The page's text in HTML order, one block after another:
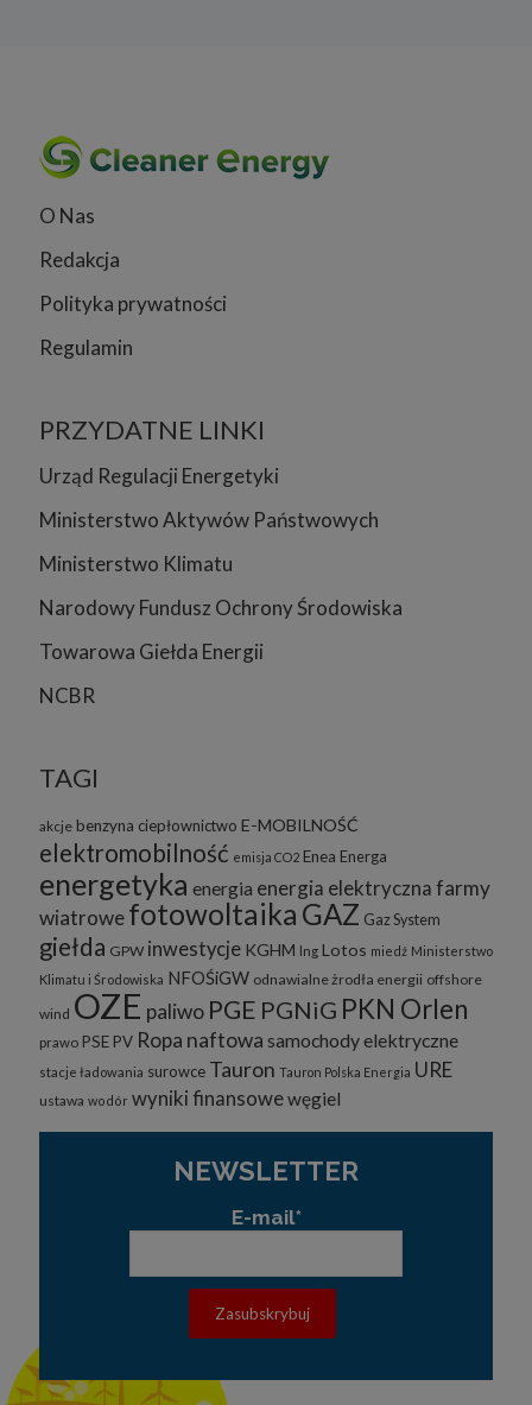
O Nas
Redakcja
Polityka prywatności
Regulamin
PRZYDATNE LINKI
Urząd Regulacji Energetyki
Ministerstwo Aktywów Państwowych
Ministerstwo Klimatu
Narodowy Fundusz Ochrony Środowiska
Towarowa Giełda Energii
NCBR
TAGI
akcje benzyna ciepłownictwo E-MOBILNOŚĆ
elektromobilność emisja CO2 Enea Energa
energetyka energia energia elektrycznafarmy
wiatrowefotowoltaika GAZ Gaz System
giełda GPW inwestycje KGHM lng Lotos miedź Ministerstwo
Klimatu i Środowiska NFOŚiGW odnawialne żrodła energii offshore
wind OZE paliwo PGE PGNiG PKN Orlen
prawo PSE PV Ropa naftowa samochody elektryczne
stacje ładowania surowce Tauron Tauron Polska Energia URE
ustawa wodór wyniki finansowewęgiel
NEWSLETTER
E-mail*